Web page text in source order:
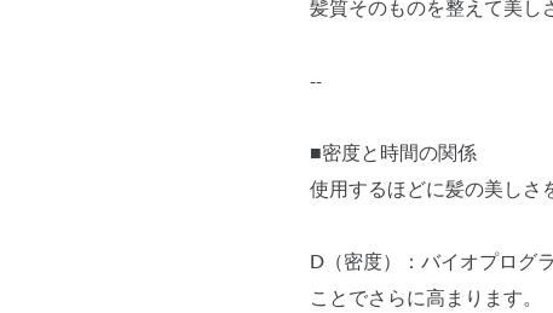
髪質そのものを整えて美し
--
■密度と時間の関係
使用するほどに髪の美しさ
D（密度）：バイオプログ
ことでさらに高まります。